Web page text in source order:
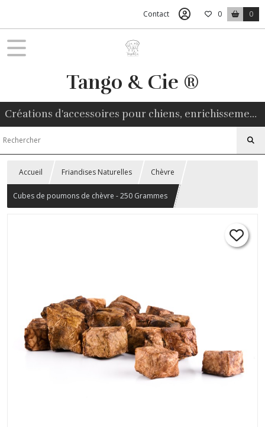
Contact 0 0
Tango & Cie ®
Créations d'accessoires pour chiens, enrichissement environnemental, friandises naturelles
Accueil Friandises Naturelles Chèvre
Cubes de poumons de chèvre - 250 Grammes